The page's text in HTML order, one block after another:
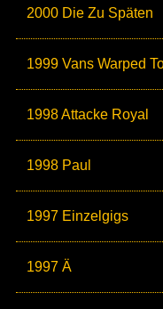
2000 Die Zu Späten
1999 Vans Warped
1998 Attacke Royal
1998 Paul
1997 Einzelgigs
1997 Ä